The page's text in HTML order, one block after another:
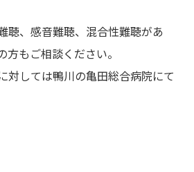
聴、感音難聴、混合性難聴があ
方もご相談ください。
対しては鴨川の亀田総合病院にて